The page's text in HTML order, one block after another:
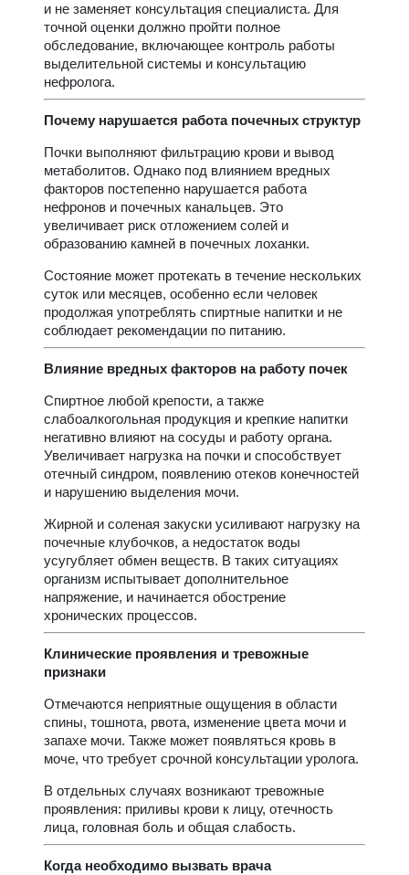
и не заменяет консультация специалиста. Для
точной оценки должно пройти полное
обследование, включающее контроль работы
выделительной системы и консультацию
нефролога.
Почему нарушается работа почечных структур
Почки выполняют фильтрацию крови и вывод
метаболитов. Однако под влиянием вредных
факторов постепенно нарушается работа
нефронов и почечных канальцев. Это
увеличивает риск отложением солей и
образованию камней в почечных лоханки.
Состояние может протекать в течение нескольких
суток или месяцев, особенно если человек
продолжая употреблять спиртные напитки и не
соблюдает рекомендации по питанию.
Влияние вредных факторов на работу почек
Спиртное любой крепости, а также
слабоалкогольная продукция и крепкие напитки
негативно влияют на сосуды и работу органа.
Увеличивает нагрузка на почки и способствует
отечный синдром, появлению отеков конечностей
и нарушению выделения мочи.
Жирной и соленая закуски усиливают нагрузку на
почечные клубочков, а недостаток воды
усугубляет обмен веществ. В таких ситуациях
организм испытывает дополнительное
напряжение, и начинается обострение
хронических процессов.
Клинические проявления и тревожные
признаки
Отмечаются неприятные ощущения в области
спины, тошнота, рвота, изменение цвета мочи и
запахе мочи. Также может появляться кровь в
моче, что требует срочной консультации уролога.
В отдельных случаях возникают тревожные
проявления: приливы крови к лицу, отечность
лица, головная боль и общая слабость.
Когда необходимо вызвать врача